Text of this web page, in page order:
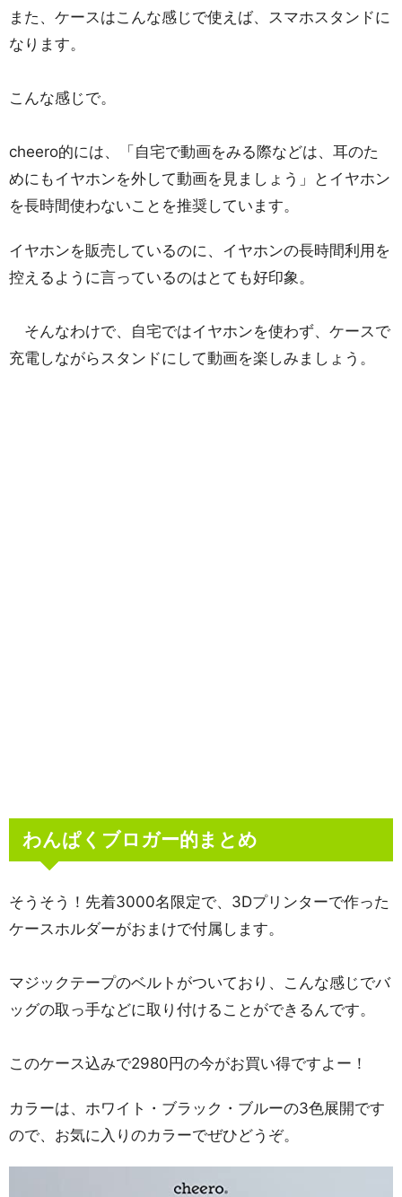
また、ケースはこんな感じで使えば、スマホスタンドに
なります。
こんな感じで。
cheero的には、「自宅で動画をみる際などは、耳のた
めにもイヤホンを外して動画を見ましょう」とイヤホン
を長時間使わないことを推奨しています。
イヤホンを販売しているのに、イヤホンの長時間利用を
控えるように言っているのはとても好印象。
そんなわけで、自宅ではイヤホンを使わず、ケースで
充電しながらスタンドにして動画を楽しみましょう。
わんぱくブロガー的まとめ
そうそう！先着3000名限定で、3Dプリンターで作った
ケースホルダーがおまけで付属します。
マジックテープのベルトがついており、こんな感じでバ
ッグの取っ手などに取り付けることができるんです。
このケース込みで2980円の今がお買い得ですよー！
カラーは、ホワイト・ブラック・ブルーの3色展開です
ので、お気に入りのカラーでぜひどうぞ。